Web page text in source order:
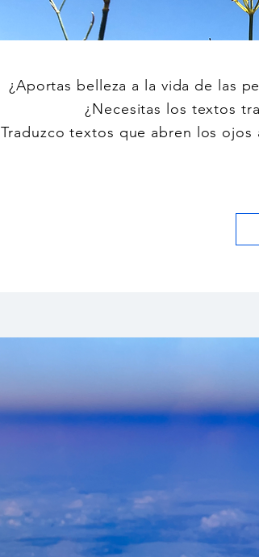
¿Aportas belleza a la vida de las
¿Necesitas los textos
Traduzco textos que abren los